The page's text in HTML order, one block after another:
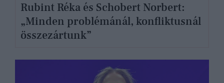
Rubint Réka és Schobert Norbert:
„Minden problémánál, konfliktusnál
összezártunk”